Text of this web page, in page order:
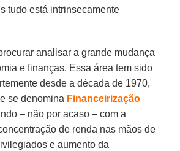
tudo está intrinsecamente
analisar a grande mudança
e finanças. Essa área tem sido
desde a década de 1970,
se denomina Financeirização
– não por acaso – com a
de renda nas mãos de
e aumento da